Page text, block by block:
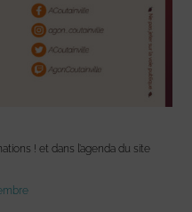
! et dans l’agenda du site